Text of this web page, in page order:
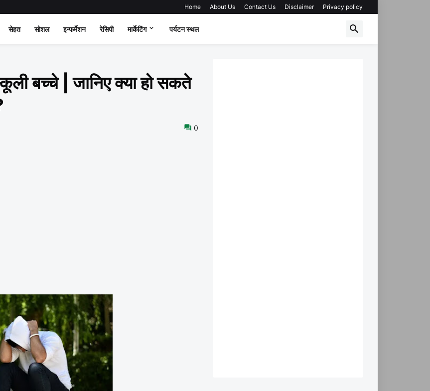
Home About Us Contact Us Disclaimer Privacy policy
सेहत सोशल इन्फर्मेशन रेसिपी मार्केटिंग पर्यटन स्थल
बच्चे | जानिए क्या हो सकते
0